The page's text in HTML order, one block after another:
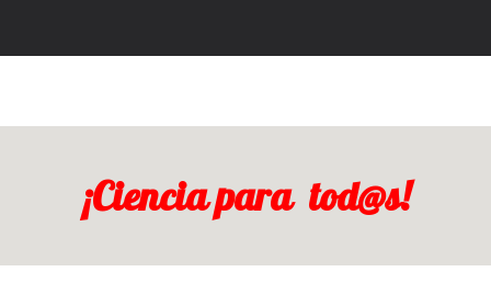
¡Ciencia para tod@s!